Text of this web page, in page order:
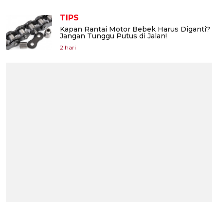
TIPS
Kapan Rantai Motor Bebek Harus Diganti?
Jangan Tunggu Putus di Jalan!
2 hari